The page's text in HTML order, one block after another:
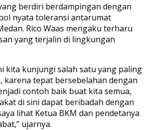
berdiri berdampingan dengan
nyata toleransi antarumat
Rico Waas mengaku terharu
yang terjalin di lingkungan
kita kunjungi salah satu yang paling
karena tepat bersebelahan dengan
contoh baik buat kita semua,
di sini dapat beribadah dengan
lihat Ketua BKM dan pendetanya
ujarnya.